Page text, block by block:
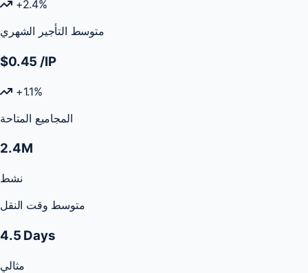
+2.4%
متوسط التأجير الشهري
$0.45 /IP
+1.1%
المجاميع المتاحة
2.4M
نشط
متوسط وقت النقل
4.5 Days
مثالي